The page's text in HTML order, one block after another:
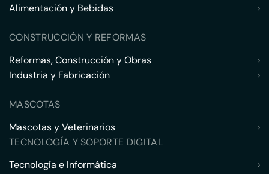
Alimentación y Bebidas
›
CONSTRUCCIÓN Y REFORMAS
Reformas, Construcción y Obras
›
Industria y Fabricación
›
MASCOTAS
Mascotas y Veterinarios
›
TECNOLOGÍA Y SOPORTE DIGITAL
Tecnología e Informática
›